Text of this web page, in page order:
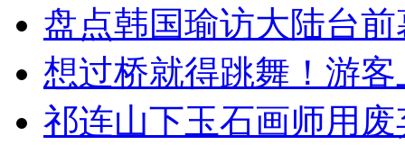
盘点韩国瑜访大陆台
想过桥就得跳舞！游客
祁连山下玉石画师用